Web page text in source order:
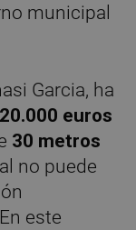
municipal
Garcia, ha
euros
30 metros
no puede
este